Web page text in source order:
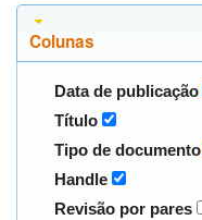
Colunas
Data de publicação
Título
Tipo de documento
Handle
Revisão por pares